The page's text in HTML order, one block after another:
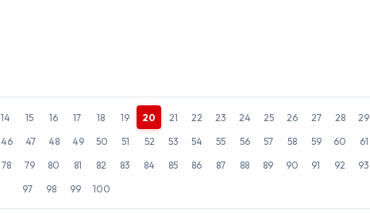
14 15 16 17 18 19 20 21 22 23 24 25 26 27 28 29
46 47 48 49 50 51 52 53 54 55 56 57 58 59 60 61
78 79 80 81 82 83 84 85 86 87 88 89 90 91 92 93
97
98 99 100